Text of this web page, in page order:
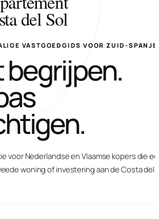
del Sol
VASTGOEDGIDS VOOR ZUID-SPANJE
begrijpen.
voor Nederlandse en Vlaamse kopers die
woning of investering aan de Costa del